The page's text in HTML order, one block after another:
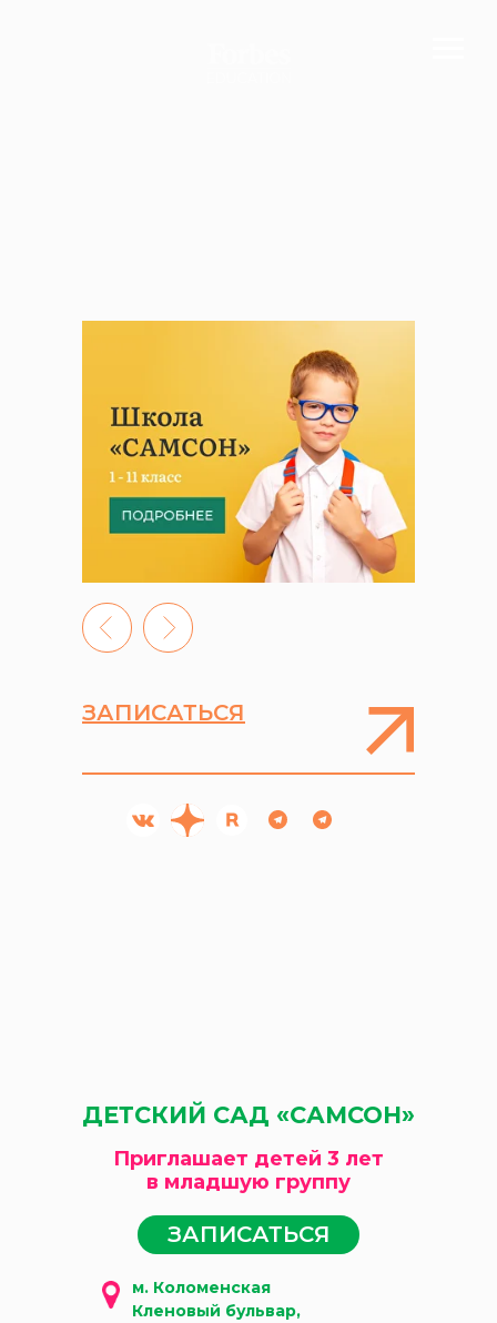
ЗАПИСАТЬСЯ
ДЕТСКИЙ САД «САМСОН»
Приглашает детей 3 лет
в младшую группу
ЗАПИСАТЬСЯ
м. Коломенская
Кленовый бульвар,